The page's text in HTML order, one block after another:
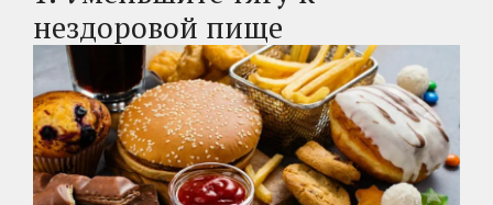
нездоровой пище